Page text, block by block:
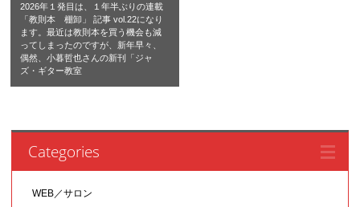
2026年１発目は、１年半ぶりの連載
「教則本 棚卸」 記事 vol.22になり
ます。最近は教則本を買う機会も減
ってしまったのですが、新年早々、
偶然、小暮哲也さんの新刊「ジャ
ズ・ギター教室
Categories
WEB／サロン